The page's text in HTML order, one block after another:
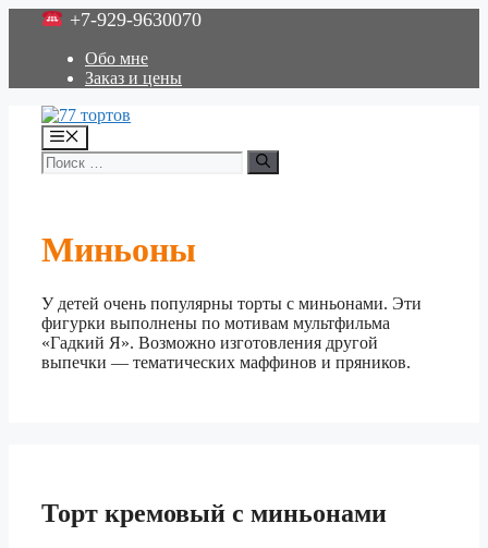
Перейти
содержимому
+7-929-9630070
Обо мне
Заказ и цены
Меню
Поиск:
Миньоны
У детей очень популярны торты с миньонами. Эти
фигурки выполнены по мотивам мультфильма
«Гадкий Я». Возможно изготовления другой
выпечки — тематических маффинов и пряников.
Торт кремовый с миньонами